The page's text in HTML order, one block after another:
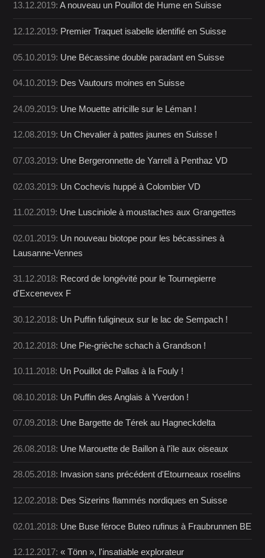
13.12.2019:A nouveau un Pouillot de Hume en Suisse
12.12.2019: Premier Traquet isabelle identifié en Suisse
05.10.2019: Une Bécassine double paradant en Suisse
04.10.2019: Des Vautours moines en Suisse
24.09.2019: Une Mouette atricille sur le Léman !
12.08.2019: Un Chevalier à pattes jaunes en Suisse !
07.03.2019: Une Bergeronnette de Yarrell à Penthaz VD
02.03.2019: Un Cochevis huppé à Colombier VD
11.02.2019: Une Lusciniole à moustaches aux Grangettes
02.01.2019: Un nouveau biotope pour les bécassines à
Lausanne-Vennes
31.12.2018: Record de longévité pour le Tournepierre
d'Excenevex F
30.12.2018: Un Puffin fuligineux sur le lac de Sempach !
20.12.2018: Une Pie-grièche schach à Grandson !
10.11.2018: Un Pouillot de Pallas à la Fouly !
08.10.2018: Un Puffin des Anglais à Yverdon !
07.09.2018: Une Bargette de Térek au Hagneckdelta
26.08.2018: Une Marouette de Baillon à l'île aux oiseaux
28.05.2018: Invasion sans précédent d'Etourneaux roselins
12.02.2018: Des Sizerins flammés nordiques en Suisse
02.01.2018: Une Buse féroce Buteo rufinus à Fraubrunnen BE
12.12.2017:« Tönn », l'insatiable explorateur